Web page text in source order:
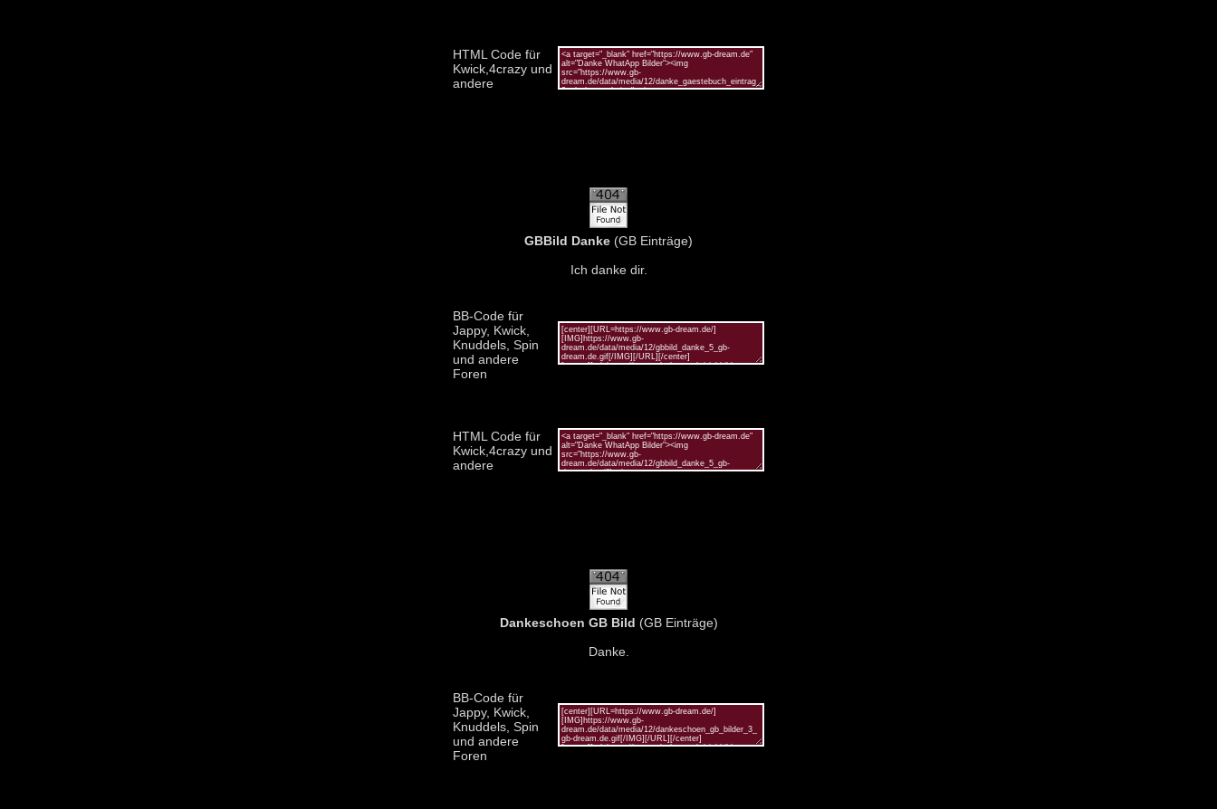
HTML Code für
Kwick,4crazy und
andere
GBBild Danke (GB Einträge)
Ich danke dir.
BB-Code für
Jappy, Kwick,
Knuddels, Spin
und andere
Foren
HTML Code für
Kwick,4crazy und
andere
Dankeschoen GB Bild (GB Einträge)
Danke.
BB-Code für
Jappy, Kwick,
Knuddels, Spin
und andere
Foren